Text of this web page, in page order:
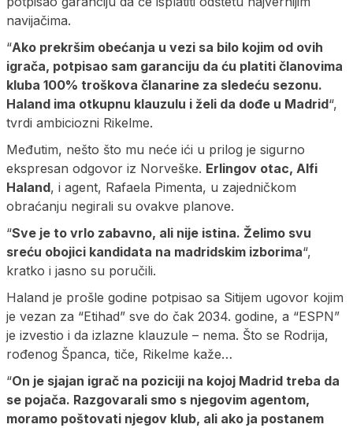
navijačima.
“Ako prekršim obećanja u vezi sa bilo kojim od ovih
igrača, potpisao sam garanciju da ću platiti članovima
kluba 100% troškova članarine za sledeću sezonu.
Haland ima otkupnu klauzulu i želi da dođe u Madrid“,
tvrdi ambiciozni Rikelme.
Međutim, nešto što mu neće ići u prilog je sigurno
ekspresan odgovor iz Norveške. Erlingov otac, Alfi
Haland, i agent, Rafaela Pimenta, u zajedničkom
obraćanju negirali su ovakve planove.
“Sve je to vrlo zabavno, ali nije istina. Želimo svu
sreću obojici kandidata na madridskim izborima“,
kratko i jasno su poručili.
Haland je prošle godine potpisao sa Sitijem ugovor kojim
je vezan za “Etihad” sve do čak 2034. godine, a “ESPN”
je izvestio i da izlazne klauzule – nema. Što se Rodrija,
rođenog Španca, tiče, Rikelme kaže…
“On je sjajan igrač na poziciji na kojoj Madrid treba da
se pojača. Razgovarali smo s njegovim agentom,
moramo poštovati njegov klub, ali ako ja postanem